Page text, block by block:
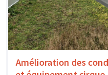
Amélioration des